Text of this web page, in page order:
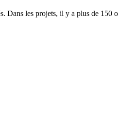
Dans les projets, il y a plus de 150